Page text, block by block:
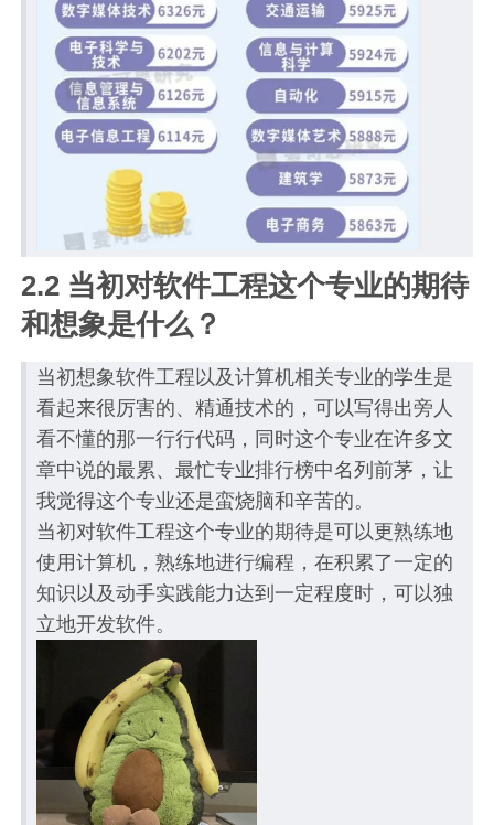
2.2 当初对软件工程这个专业的期待
和想象是什么？
当初想象软件工程以及计算机相关专业的学生是
看起来很厉害的、精通技术的，可以写得出旁人
看不懂的那一行行代码，同时这个专业在许多文
章中说的最累、最忙专业排行榜中名列前茅，让
我觉得这个专业还是蛮烧脑和辛苦的。
当初对软件工程这个专业的期待是可以更熟练地
使用计算机，熟练地进行编程，在积累了一定的
知识以及动手实践能力达到一定程度时，可以独
立地开发软件。